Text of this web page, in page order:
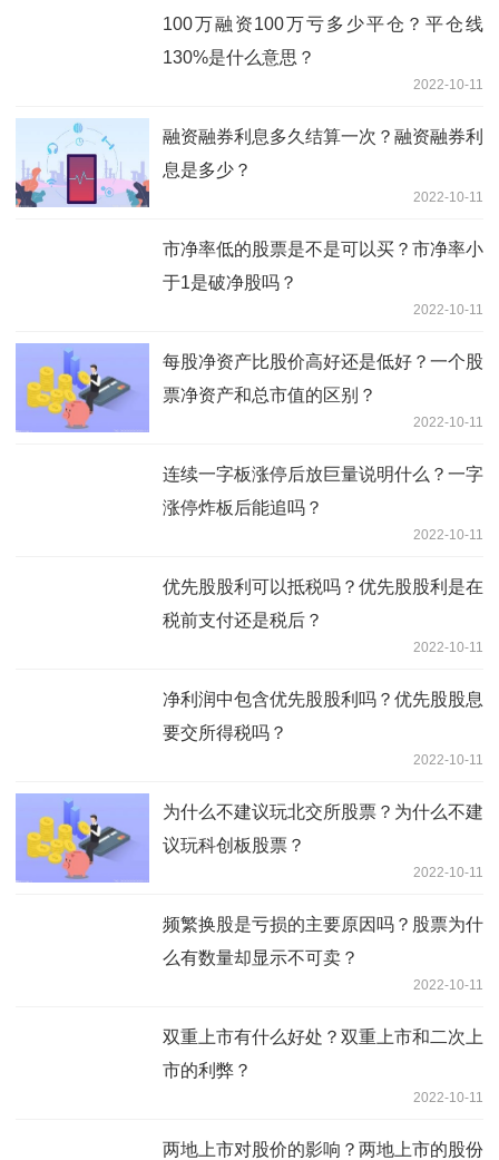
100万融资100万亏多少平仓？平仓线
130%是什么意思？
2022-10-11
融资融券利息多久结算一次？融资融券利
息是多少？
2022-10-11
市净率低的股票是不是可以买？市净率小
于1是破净股吗？
2022-10-11
每股净资产比股价高好还是低好？一个股
票净资产和总市值的区别？
2022-10-11
连续一字板涨停后放巨量说明什么？一字
涨停炸板后能追吗？
2022-10-11
优先股股利可以抵税吗？优先股股利是在
税前支付还是税后？
2022-10-11
净利润中包含优先股股利吗？优先股股息
要交所得税吗？
2022-10-11
为什么不建议玩北交所股票？为什么不建
议玩科创板股票？
2022-10-11
频繁换股是亏损的主要原因吗？股票为什
么有数量却显示不可卖？
2022-10-11
双重上市有什么好处？双重上市和二次上
市的利弊？
2022-10-11
两地上市对股价的影响？两地上市的股份